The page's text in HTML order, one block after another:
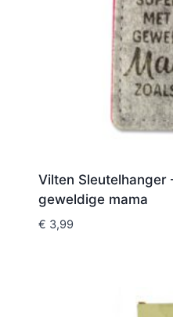
Vilten Sleutelhanger
geweldige mama
€ 3,99